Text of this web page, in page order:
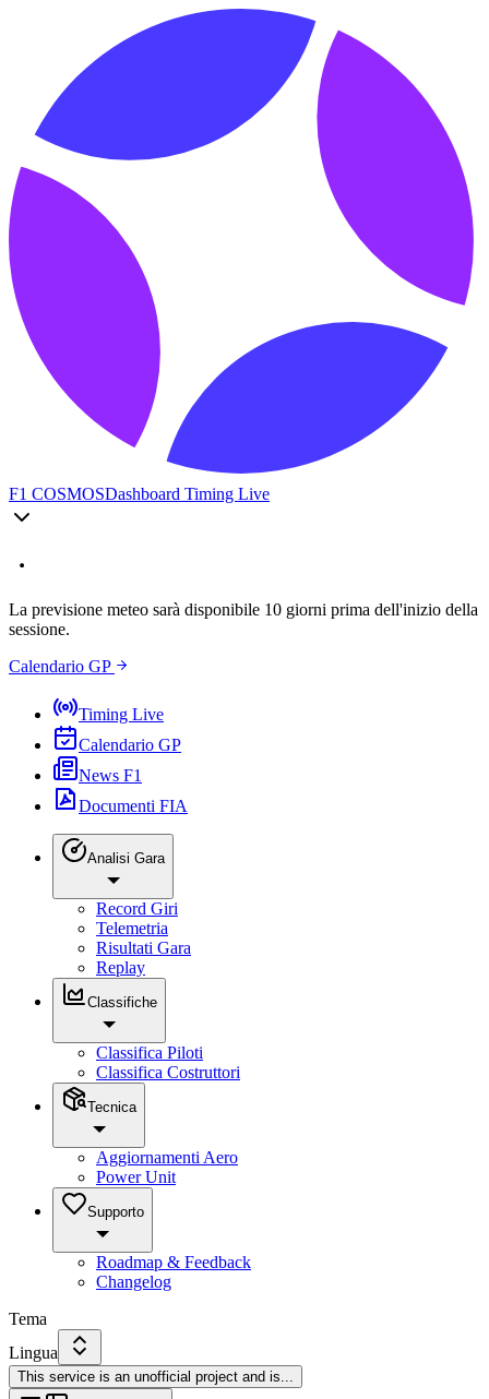
F1 COSMOSDashboard Timing Live
La previsione meteo sarà disponibile 10 giorni prima dell'inizio della
sessione.
Calendario GP
Timing Live
Calendario GP
News F1
Documenti FIA
Analisi Gara
Record Giri
Telemetria
Risultati Gara
Replay
Classifiche
Classifica Piloti
Classifica Costruttori
Tecnica
Aggiornamenti Aero
Power Unit
Supporto
Roadmap & Feedback
Changelog
Tema
Lingua
This service is an unofficial project and is...